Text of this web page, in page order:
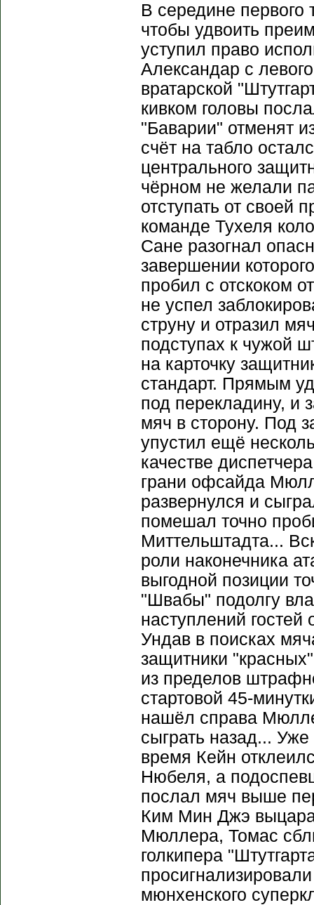
В середине первого
чтобы удвоить
уступил право
Александар с
вратарской
кивком головы
"Баварии" отменят
счёт на табло
центрального
чёрном не желали
отступать от своей
команде Тухеля
Сане разогнал
завершении
пробил с отскоком
не успел
струну и отразил
подступах к чужой
на карточку
стандарт. Прямым
под перекладину, и
мяч в сторону. Под
упустил ещё
качестве
грани офсайда
развернулся и
помешал точно
Миттельштадта...
роли наконечника
выгодной позиции
"Швабы" подолгу
наступлений
Ундав в поисках
защитники
из пределов
стартовой 45-
нашёл справа
сыграть назад...
время Кейн
Нюбеля, а
послал мяч выше
Ким Мин Джэ
Мюллера, Томас
голкипера
мюнхенского